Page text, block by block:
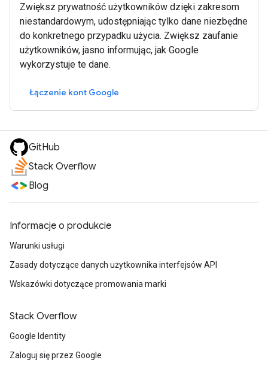
Zwiększ prywatność użytkowników dzięki zakresom
niestandardowym, udostępniając tylko dane niezbędne
do konkretnego przypadku użycia. Zwiększ zaufanie
użytkowników, jasno informując, jak Google
wykorzystuje te dane.
Łączenie kont Google
GitHub
Stack Overflow
Blog
Informacje o produkcie
Warunki usługi
Zasady dotyczące danych użytkownika interfejsów API
Wskazówki dotyczące promowania marki
Stack Overflow
Google Identity
Zaloguj się przez Google